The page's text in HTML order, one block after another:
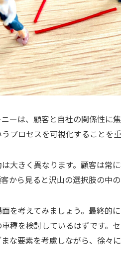
ーは、顧客と自社の関係性に
プロセスを可視化することを
大きく異なります。顧客は常
から見ると沢山の選択肢の中
を考えてみましょう。最終的
種を検討しているはずです。
な要素を考慮しながら、徐々